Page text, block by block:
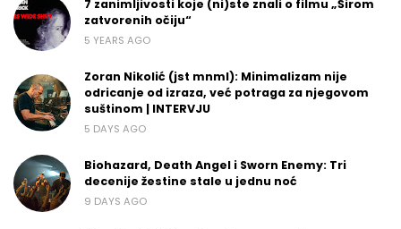
7 zanimljivosti koje (ni)ste znali o filmu „Širom
zatvorenih očiju“
5 YEARS AGO
Zoran Nikolić (jst mnml): Minimalizam nije
odricanje od izraza, već potraga za njegovom
suštinom | INTERVJU
5 DAYS AGO
Biohazard, Death Angel i Sworn Enemy: Tri
decenije žestine stale u jednu noć
9 DAYS AGO